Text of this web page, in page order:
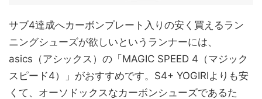
サブ4達成へカーボンプレート入りの安く買えるラン
ニングシューズが欲しいというランナーには、
asics（アシックス）の「MAGIC SPEED 4（マジック
スピード4）」がおすすめです。S4+ YOGIRIよりも安
くて、オーソドックスなカーボンシューズであるた